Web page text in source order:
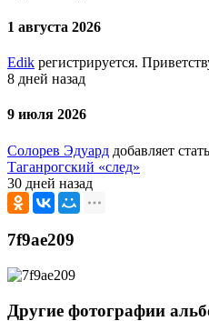
1 августа 2026
Edik регистрируется.
8 дней назад
9 июля 2026
Солорев Эдуард добавляет
Таганрогский «след»
30 дней назад
7f9ae209
Другие фотографии